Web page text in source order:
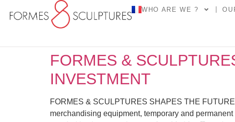
WHO ARE WE ?
FORMES &
INVESTMENT
FORMES & SCULPTURES SHAPES THE
merchandising equipment, temporary and